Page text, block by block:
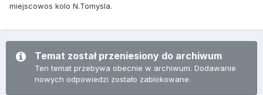
miejscowos kolo N.Tomysla.
Temat został przeniesiony do archiwum
Ten temat przebywa obecnie w archiwum. Dodawanie
nowych odpowiedzi zostało zablokowane.